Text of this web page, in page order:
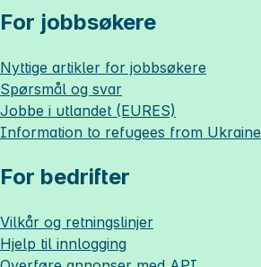
For jobbsøkere
Nyttige artikler for jobbsøkere
Spørsmål og svar
Jobbe i utlandet (EURES)
Information to refugees from Ukraine
For bedrifter
Vilkår og retningslinjer
Hjelp til innlogging